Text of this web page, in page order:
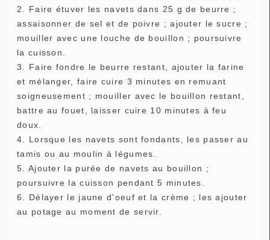
2. Faire étuver les navets dans 25 g de beurre ;
assaisonner de sel et de poivre ; ajouter le sucre ;
mouiller avec une louche de bouillon ; poursuivre
la cuisson.
3. Faire fondre le beurre restant, ajouter la farine
et mélanger, faire cuire 3 minutes en remuant
soigneusement ; mouiller avec le bouillon restant,
battre au fouet, laisser cuire 10 minutes à feu
doux.
4. Lorsque les navets sont fondants, les passer au
tamis ou au moulin à légumes.
5. Ajouter la purée de navets au bouillon ;
poursuivre la cuisson pendant 5 minutes.
6. Délayer le jaune d'oeuf et la crème ; les ajouter
au potage au moment de servir.